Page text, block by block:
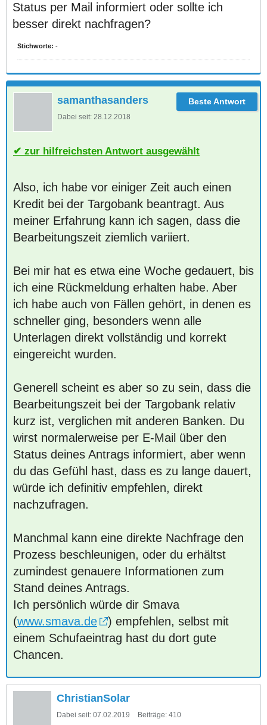
Status per Mail informiert oder sollte ich
besser direkt nachfragen?
Stichworte: -
samanthasanders
Dabei seit: 28.12.2018
zur hilfreichsten Antwort ausgewählt
Also, ich habe vor einiger Zeit auch einen
Kredit bei der Targobank beantragt. Aus
meiner Erfahrung kann ich sagen, dass die
Bearbeitungszeit ziemlich variiert.
Bei mir hat es etwa eine Woche gedauert, bis
ich eine Rückmeldung erhalten habe. Aber
ich habe auch von Fällen gehört, in denen es
schneller ging, besonders wenn alle
Unterlagen direkt vollständig und korrekt
eingereicht wurden.
Generell scheint es aber so zu sein, dass die
Bearbeitungszeit bei der Targobank relativ
kurz ist, verglichen mit anderen Banken. Du
wirst normalerweise per E-Mail über den
Status deines Antrags informiert, aber wenn
du das Gefühl hast, dass es zu lange dauert,
würde ich definitiv empfehlen, direkt
nachzufragen.
Manchmal kann eine direkte Nachfrage den
Prozess beschleunigen, oder du erhältst
zumindest genauere Informationen zum
Stand deines Antrags.
Ich persönlich würde dir Smava
(www.smava.de
) empfehlen, selbst mit
einem Schufaeintrag hast du dort gute
Chancen.
ChristianSolar
Dabei seit: 07.02.2019 Beiträge: 410